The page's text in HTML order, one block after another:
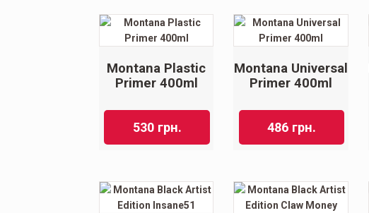
Montana Plastic
Primer 400ml
530 грн.
Montana Universal
Primer 400ml
486 грн.